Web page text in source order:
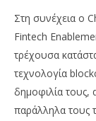
Στη συνέχεια ο
Fintech
τρέχουσα
τεχνολογία
δημοφιλία τους,
παράλληλα τους